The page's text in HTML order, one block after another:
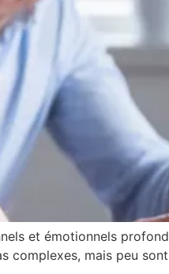
et émotionnels
complexes, mais peu